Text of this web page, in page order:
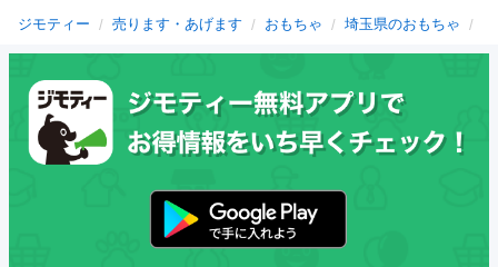
ジモティー 売ります・あげます おもちゃ 埼玉県のおもちゃ